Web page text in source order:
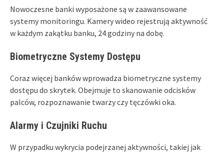
Nowoczesne banki wyposażone są w zaawansowane
systemy monitoringu. Kamery wideo rejestrują aktywność
w każdym zakątku banku, 24 godziny na dobę.
Biometryczne Systemy Dostępu
Coraz więcej banków wprowadza biometryczne systemy
dostępu do skrytek. Obejmuje to skanowanie odcisków
palców, rozpoznawanie twarzy czy tęczówki oka.
Alarmy i Czujniki Ruchu
W przypadku wykrycia podejrzanej aktywności, takiej jak